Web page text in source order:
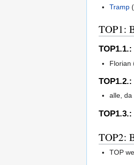
Tramp
TOP1:
Florian
alle, da
TOP2:
TOP